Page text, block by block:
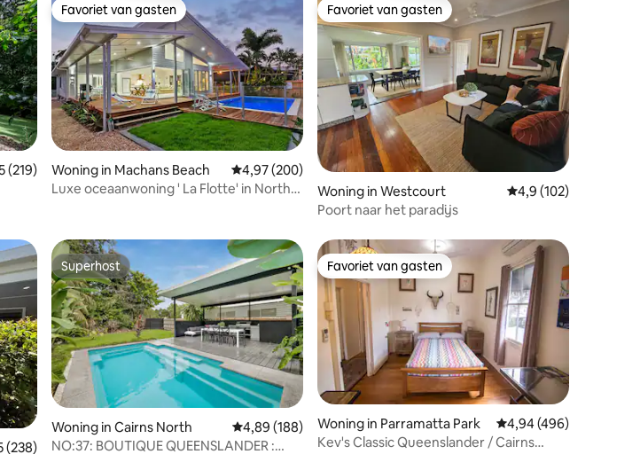
beoordeling van 4,95 op 5, 219 recensies
(219)
Favoriet van gasten
Favoriet van gasten
Woning in Machans Beach Gemiddelde beoordeling van 4,97 op 5, 200 recensies
4,97 (200)
Luxe oceaanwoning ' La Flotte' in North
Favoriet van gasten
Favoriet van gasten
Woning in Westcourt Gemiddelde
4,9 (102)
Poort naar het paradijs
beoordeling van 4,95 op 5, 238 recensies
(238)
Superhost
Superhost
Woning in Cairns North Gemiddelde beoordeling van 4,89 op 5, 188 recensies
4,89 (188)
NO:37: BOUTIQUE QUEENSLANDER :
Favoriet van gasten
Favoriet van gasten
Woning in Parramatta Park Gemiddelde
4,94 (496)
Kev's Classic Queenslander / Cairns